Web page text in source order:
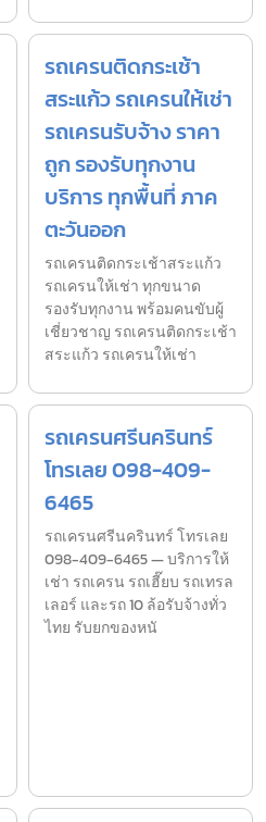
รถเครนติดกระเช้า
สระแก้ว รถเครนให้เช่า
รถเครนรับจ้าง ราคา
ถูก รองรับทุกงาน
บริการ ทุกพื้นที่ ภาค
ตะวันออก
รถเครนติดกระเช้าสระแก้ว
รถเครนให้เช่า ทุกขนาด
รองรับทุกงาน พร้อมคนขับผู้
เชี่ยวชาญ รถเครนติดกระเช้า
สระแก้ว รถเครนให้เช่า
รถเครนศรีนครินทร์
โทรเลย 098-409-
6465
รถเครนศรีนครินทร์ โทรเลย
098-409-6465 — บริการให้
เช่า รถเครน รถเฮี๊ยบ รถเทรล
เลอร์ และรถ 10 ล้อรับจ้างทั่ว
ไทย รับยกของหนั